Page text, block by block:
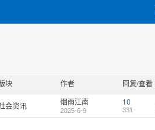
块 作者 回复/查看
会资讯 烟雨江南
2025-6-9
10
331